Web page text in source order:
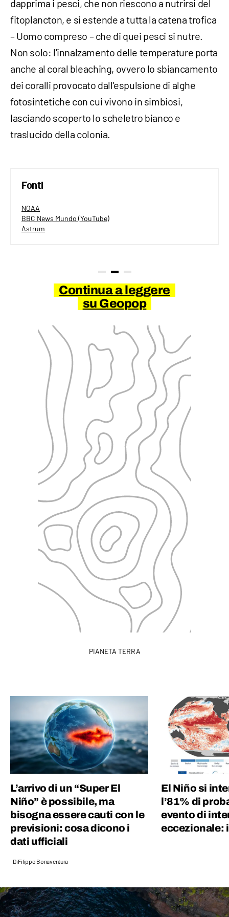
dapprima i pesci, che non riescono a nutrirsi del
fitoplancton, e si estende a tutta la catena trofica
– Uomo compreso – che di quei pesci si nutre.
Non solo: l'innalzamento delle temperature porta
anche al coral bleaching, ovvero lo sbiancamento
dei coralli provocato dall'espulsione di alghe
fotosintetiche con cui vivono in simbiosi,
lasciando scoperto lo scheletro bianco e
traslucido della colonia.
Fonti
NOAA
BBC News Mundo (YouTube)
Astrum
Continua a leggere
su Geopop
PIANETA TERRA
L’arrivo di un “Super El
Niño” è possibile, ma
bisogna essere cauti con le
previsioni: cosa dicono i
dati ufficiali
DiFilippo Bonaventura
El Niño si
l’81% di
evento di
eccezionale: